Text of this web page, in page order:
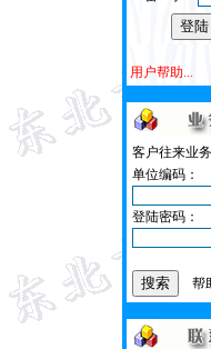
用户帮助...
客户往来业
单位编码：
登陆密码：
帮